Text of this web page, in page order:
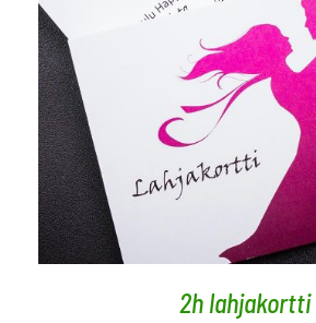
LISÄÄ OSTOSKORIIN /
2h lahjakortti